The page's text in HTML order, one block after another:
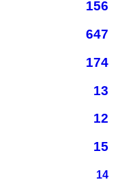
156
647
174
13
12
15
14